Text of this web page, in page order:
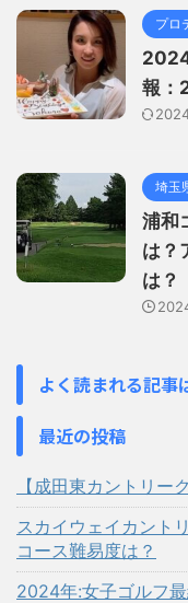
プロ
報：
埼玉
浦和
は？
は？
よく読まれる記事
最近の投稿
【成田東カントリー
スカイウェイカント
コース難易度は？
2024年:女子ゴルフ